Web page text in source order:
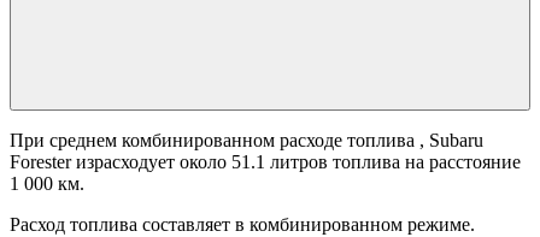
При среднем комбинированном расходе топлива , Subaru
Forester израсходует около 51.1 литров топлива на расстояние
1 000 км.
Расход топлива составляет в комбинированном режиме.